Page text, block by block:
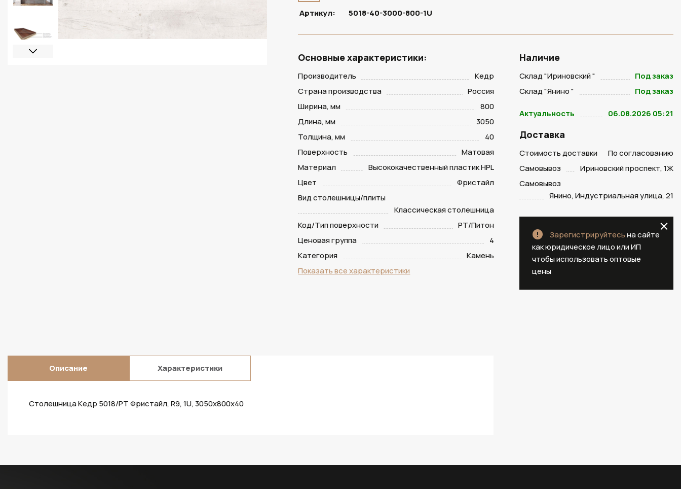
Артикул:
5018-40-3000-800-1U
Основные характеристики:
Производитель
Кедр
Страна производства
Россия
Ширина, мм
800
Длина, мм
3050
Толщина, мм
40
Поверхность
Матовая
Материал
Высококачественный пластик HPL
Цвет
Фристайл
Вид столешницы/плиты
Классическая столешница
Код/Тип поверхности
PT/Питон
Ценовая группа
4
Категория
Камень
Показать все характеристики
Наличие
Склад "Ириновский "
Под заказ
Склад "Янино "
Под заказ
Актуальность 06.08.2026 05:21
Доставка
Стоимость доставки
По согласованию
Самовывоз
Ириновский проспект, 1Ж
Самовывоз
Янино, Индустриальная улица, 21
Зарегистрируйтесьна сайте
как юридическое лицо или ИП
чтобы использовать оптовые
цены
Описание Характеристики
Столешница Кедр 5018/PT Фристайл, R9, 1U, 3050х800х40